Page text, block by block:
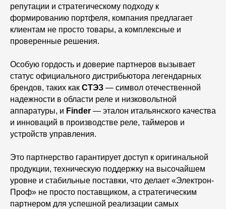
репутации и стратегическому подходу к
формированию портфеля, компания предлагает
клиентам не просто товары, а комплексные и
проверенные решения.
Особую гордость и доверие партнеров вызывает
статус официального дистрибьютора легендарных
брендов, таких как СТЭЗ — символ отечественной
надежности в области реле и низковольтной
аппаратуры, и Finder — эталон итальянского качества
и инноваций в производстве реле, таймеров и
устройств управления.
Это партнерство гарантирует доступ к оригинальной
продукции, техническую поддержку на высочайшем
уровне и стабильные поставки, что делает «Электрон-
Проф» не просто поставщиком, а стратегическим
партнером для успешной реализации самых